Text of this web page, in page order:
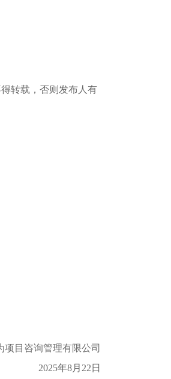
转载，否则发布人有
项目咨询管理有限公司
2025年8月 22 日